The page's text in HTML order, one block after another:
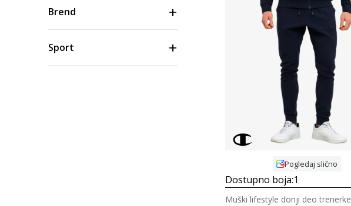
Brend
Sport
Uporedi
Pogledaj slično
Dostupno boja:1
Muški lifestyle donji deo trenerke